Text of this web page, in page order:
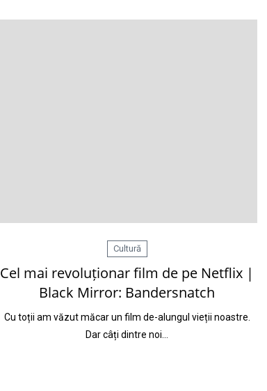
Cultură
Cel mai revoluționar film de pe Netflix |
Black Mirror: Bandersnatch
Cu toții am văzut măcar un film de-alungul vieții noastre.
Dar câți dintre noi…